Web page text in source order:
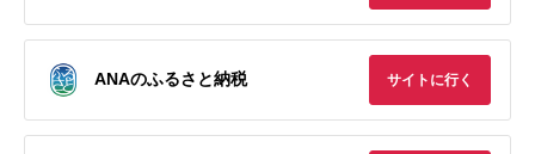
ANAのふるさと納税 サイトに行く